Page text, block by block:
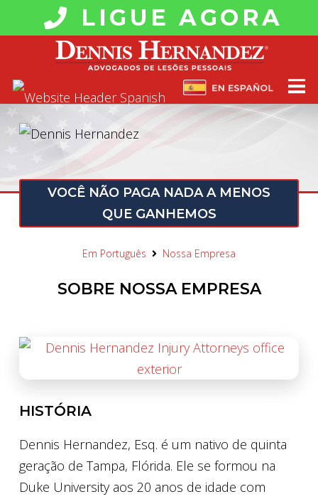
LIGUE AGORA
VOCÊ NÃO PAGA NADA A MENOS
QUE GANHEMOS
Em Português Nossa Empresa
SOBRE NOSSA EMPRESA
HISTÓRIA
Dennis Hernandez, Esq. é um nativo de quinta
geração de Tampa, Flórida. Ele se formou na
Duke University aos 20 anos de idade com